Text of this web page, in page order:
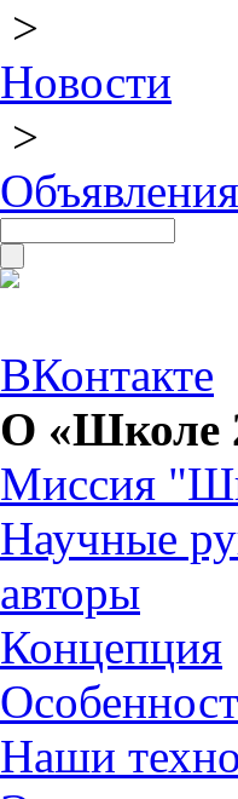
>
Новости
>
Объявления
ВКонтакте
О «Школе
Миссия
Научные
авторы
Концепция
Наши